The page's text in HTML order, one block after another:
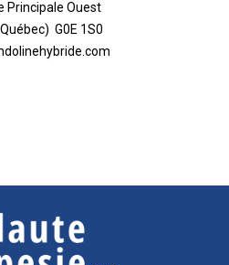
Principale Ouest
G0E 1S0